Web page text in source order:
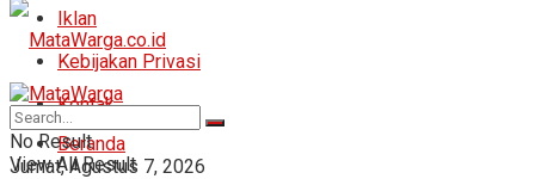
Iklan
Kebijakan Privasi
Kontak
Jumat, Agustus 7, 2026
Beranda
No Result
View All Result